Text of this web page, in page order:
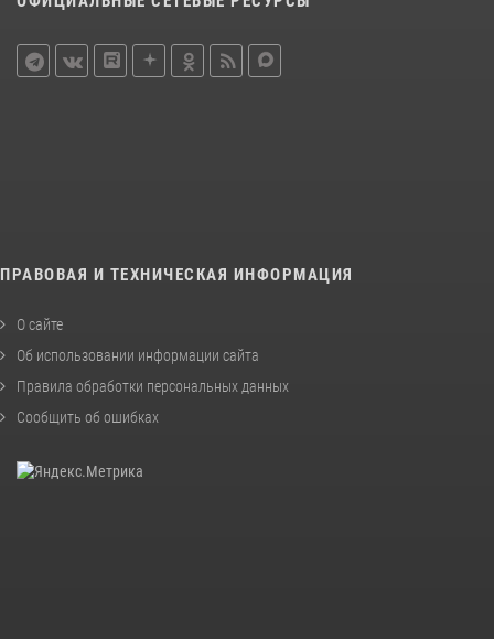
ПРАВОВАЯ И ТЕХНИЧЕСКАЯ ИНФОРМАЦИЯ
О сайте
Об использовании информации сайта
Правила обработки персональных данных
Сообщить об ошибках